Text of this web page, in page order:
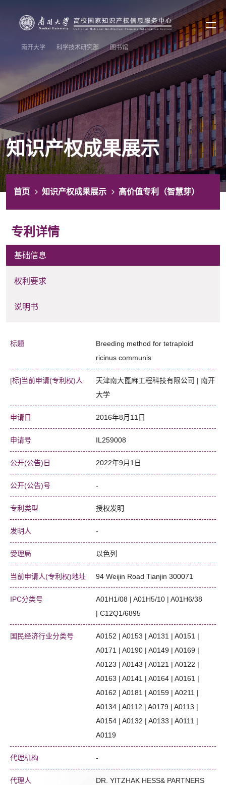
南开大学 科学技术研究部 图书馆
知识产权成果展示
首页 知识产权成果展示 高价值专利（智慧芽）
专利详情
基础信息
权利要求
说明书
标题
Breeding method for tetraploid
ricinus communis
[标]当前申请(专利权)人
天津南大蓖麻工程科技有限公司 | 南开
大学
申请日 2016年8月11日
申请号 IL259008
公开(公告)日 2022年9月1日
公开(公告)号 -
专利类型 授权发明
发明人 -
受理局 以色列
当前申请人(专利权)地址 94 Weijin Road Tianjin 300071
IPC分类号
A01H1/08 | A01H5/10 | A01H6/38
| C12Q1/6895
国民经济行业分类号
A0152 | A0153 | A0131 | A0151 |
A0171 | A0190 | A0149 | A0169 |
A0123 | A0143 | A0121 | A0122 |
A0163 | A0141 | A0164 | A0161 |
A0162 | A0181 | A0159 | A0211 |
A0134 | A0112 | A0179 | A0113 |
A0154 | A0132 | A0133 | A0111 |
A0119
代理机构 -
代理人 DR. YITZHAK HESS& PARTNERS